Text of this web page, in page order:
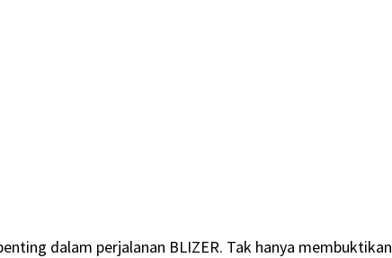
dalam perjalanan BLIZER. Tak hanya membuktikan